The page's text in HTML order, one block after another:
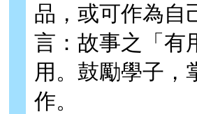
品，或可作為自
言：故事之「有
用。鼓勵學子，
作。